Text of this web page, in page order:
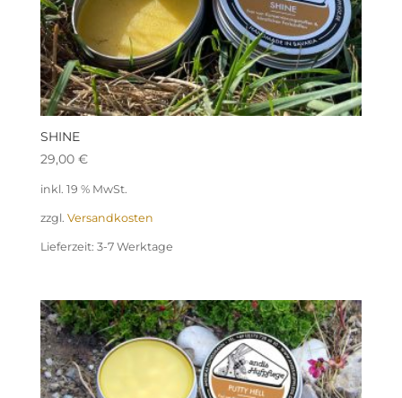
SHINE
29,00 €
inkl. 19 % MwSt.
zzgl. Versandkosten
Lieferzeit: 3-7 Werktage